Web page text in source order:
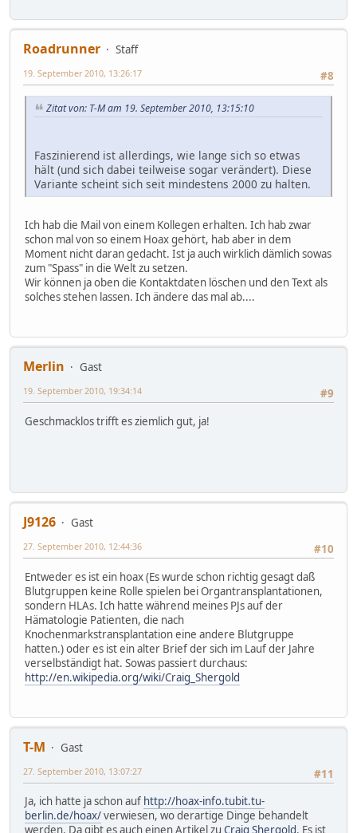
Roadrunner
Staff
#8
19. September 2010, 13:26:17
Zitat von: T-M am 19. September 2010, 13:15:10
Faszinierend ist allerdings, wie lange sich so etwas
hält (und sich dabei teilweise sogar verändert). Diese
Variante scheint sich seit mindestens 2000 zu halten.
Ich hab die Mail von einem Kollegen erhalten. Ich hab zwar
schon mal von so einem Hoax gehört, hab aber in dem
Moment nicht daran gedacht. Ist ja auch wirklich dämlich sowas
zum "Spass" in die Welt zu setzen.
Wir können ja oben die Kontaktdaten löschen und den Text als
solches stehen lassen. Ich ändere das mal ab....
Merlin
Gast
#9
19. September 2010, 19:34:14
Geschmacklos trifft es ziemlich gut, ja!
J9126
Gast
#10
27. September 2010, 12:44:36
Entweder es ist ein hoax (Es wurde schon richtig gesagt daß
Blutgruppen keine Rolle spielen bei Organtransplantationen,
sondern HLAs. Ich hatte während meines PJs auf der
Hämatologie Patienten, die nach
Knochenmarkstransplantation eine andere Blutgruppe
hatten.) oder es ist ein alter Brief der sich im Lauf der Jahre
verselbständigt hat. Sowas passiert durchaus:
http://en.wikipedia.org/wiki/Craig_Shergold
T-M
Gast
#11
27. September 2010, 13:07:27
Ja, ich hatte ja schon auf http://hoax-info.tubit.tu-
berlin.de/hoax/verwiesen, wo derartige Dinge behandelt
werden. Da gibt es auch einen Artikel zu Craig Shergold. Es ist